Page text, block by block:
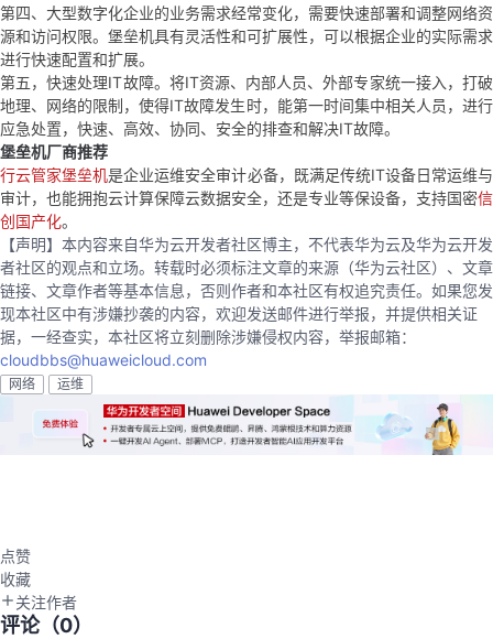
的
课
程
我
的
认
证
我
的
实
验
我
的
收
藏
技
术
支
持
的
云
声
建
议
第四、大型数字化企业的业务需求经常变化，需要快速部署和调整网络资
源和访问权限。堡垒机具有灵活性和可扩展性，可以根据企业的实际需求
进行快速配置和扩展。
第五，快速处理IT故障。将IT资源、内部人员、外部专家统一接入，打破
地理、网络的限制，使得IT故障发生时，能第一时间集中相关人员，进行
应急处置，快速、高效、协同、安全的排查和解决IT故障。
堡垒机厂商推荐
行云管家堡垒机是企业运维安全审计必备，既满足传统IT设备日常运维与
审计，也能拥抱云计算保障云数据安全，还是专业等保设备，支持国密信
创国产化。
【声明】本内容来自华为云开发者社区博主，不代表华为云及华为云开发
者社区的观点和立场。转载时必须标注文章的来源（华为云社区）、文章
链接、文章作者等基本信息，否则作者和本社区有权追究责任。如果您发
现本社区中有涉嫌抄袭的内容，欢迎发送邮件进行举报，并提供相关证
据，一经查实，本社区将立刻删除涉嫌侵权内容，举报邮箱：
cloudbbs@huaweicloud.com
网络 运维
点赞
收藏
关注作者
评论（0）